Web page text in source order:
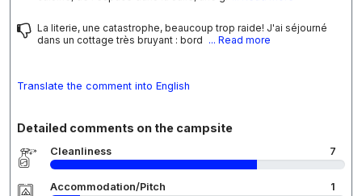
La literie, une catastrophe, beaucoup trop raide! J'ai séjourné
dans un cottage très bruyant : bord ... Read more
Translate the comment into English
Detailed comments on the campsite
Cleanliness 7
Accommodation/Pitch 1